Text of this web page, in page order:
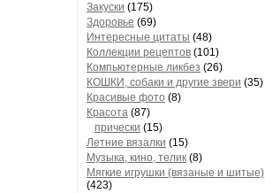
Закуски (175)
Здоровье (69)
Интересные цитаты (48)
Коллекции рецептов (101)
Компьютерные ликбез (26)
КОШКИ, собаки и другие звери (35)
Красивые фото (8)
Красота (87)
прически (15)
Летние вязалки (15)
Музыка, кино, телик (8)
Мягкие игрушки (вязаные и шитые)
(423)